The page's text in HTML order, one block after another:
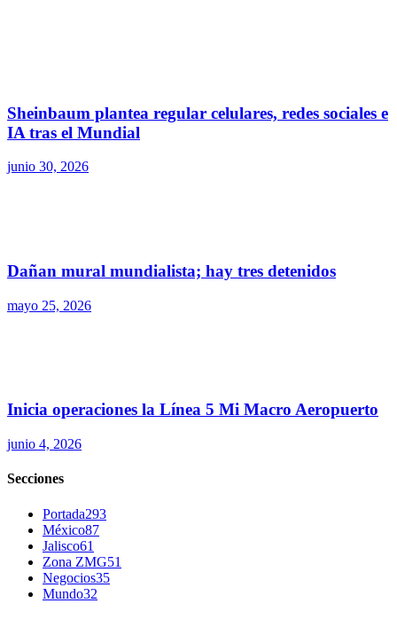
Sheinbaum plantea regular celulares, redes sociales e
IA tras el Mundial
junio 30, 2026
Dañan mural mundialista; hay tres detenidos
mayo 25, 2026
Inicia operaciones la Línea 5 Mi Macro Aeropuerto
junio 4, 2026
Secciones
Portada293
México87
Jalisco61
Zona ZMG51
Negocios35
Mundo32